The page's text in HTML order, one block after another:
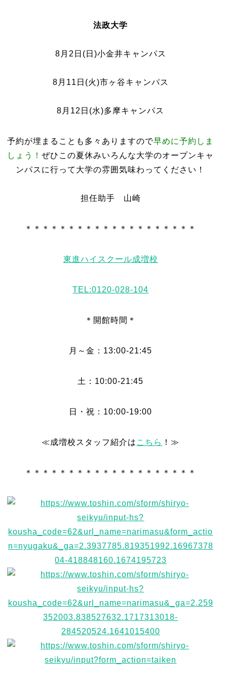
法政大学
8月2日(日)小金井キャンパス
8月11日(火)市ヶ谷キャンパス
8月12日(水)多摩キャンパス
予約が埋まることも多々ありますので早めに予約しま
しょう！ぜひこの夏休みいろんな大学のオープンキャ
ンパスに行って大学の雰囲気味わってください！
担任助手 山崎
＊＊＊＊＊＊＊＊＊＊＊＊＊＊＊＊＊＊＊＊
東進ハイスクール成増校
TEL:0120-028-104
＊開館時間＊
月～金：13:00-21:45
土：10:00-21:45
日・祝：10:00-19:00
≪成増校スタッフ紹介は こちら ！≫
＊＊＊＊＊＊＊＊＊＊＊＊＊＊＊＊＊＊＊＊